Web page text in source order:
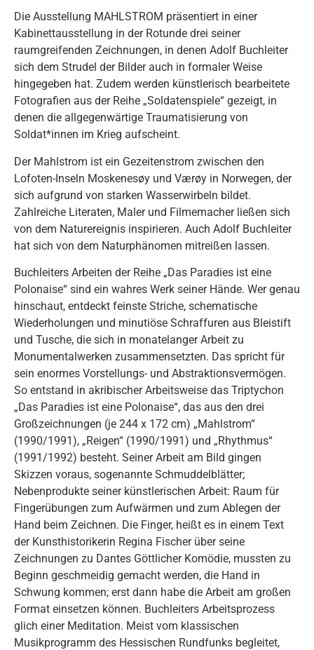
Die Ausstellung MAHLSTROM präsentiert in einer
Kabinettausstellung in der Rotunde drei seiner
raumgreifenden Zeichnungen, in denen Adolf Buchleiter
sich dem Strudel der Bilder auch in formaler Weise
hingegeben hat. Zudem werden künstlerisch bearbeitete
Fotografien aus der Reihe „Soldatenspiele“ gezeigt, in
denen die allgegenwärtige Traumatisierung von
Soldat*innen im Krieg aufscheint.
Der Mahlstrom ist ein Gezeitenstrom zwischen den
Lofoten-Inseln Moskenesøy und Værøy in Norwegen, der
sich aufgrund von starken Wasserwirbeln bildet.
Zahlreiche Literaten, Maler und Filmemacher ließen sich
von dem Naturereignis inspirieren. Auch Adolf Buchleiter
hat sich von dem Naturphänomen mitreißen lassen.
Buchleiters Arbeiten der Reihe „Das Paradies ist eine
Polonaise“ sind ein wahres Werk seiner Hände. Wer genau
hinschaut, entdeckt feinste Striche, schematische
Wiederholungen und minutiöse Schraffuren aus Bleistift
und Tusche, die sich in monatelanger Arbeit zu
Monumentalwerken zusammensetzten. Das spricht für
sein enormes Vorstellungs- und Abstraktionsvermögen.
So entstand in akribischer Arbeitsweise das Triptychon
„Das Paradies ist eine Polonaise“, das aus den drei
Großzeichnungen (je 244 x 172 cm) „Mahlstrom“
(1990/1991), „Reigen“ (1990/1991) und „Rhythmus“
(1991/1992) besteht. Seiner Arbeit am Bild gingen
Skizzen voraus, sogenannte Schmuddelblätter;
Nebenprodukte seiner künstlerischen Arbeit: Raum für
Fingerübungen zum Aufwärmen und zum Ablegen der
Hand beim Zeichnen. Die Finger, heißt es in einem Text
der Kunsthistorikerin Regina Fischer über seine
Zeichnungen zu Dantes Göttlicher Komödie, mussten zu
Beginn geschmeidig gemacht werden, die Hand in
Schwung kommen; erst dann habe die Arbeit am großen
Format einsetzen können. Buchleiters Arbeitsprozess
glich einer Meditation. Meist vom klassischen
Musikprogramm des Hessischen Rundfunks begleitet,